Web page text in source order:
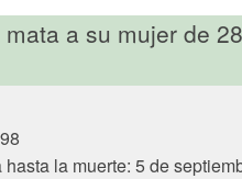
a su mujer de
la muerte: 5 de